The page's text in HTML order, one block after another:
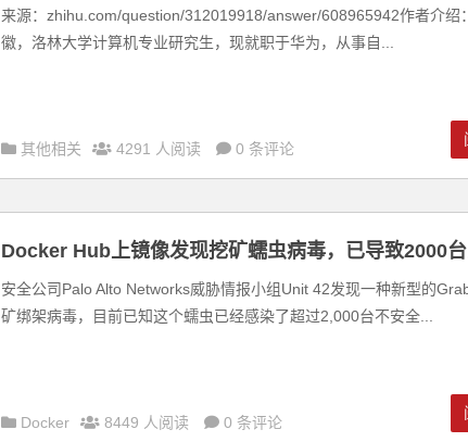
来源：zhihu.com/question/312019918/answer/608965942作者介绍
徽，洛林大学计算机专业研究生，现就职于华为，从事自...
其他相关 4291 人阅读 0 条评论
Docker Hub上镜像发现挖矿蠕虫病毒，已导致2000
感染
安全公司Palo Alto Networks威胁情报小组Unit 42发现一种新型的
矿绑架病毒，目前已知这个蠕虫已经感染了超过2,000台不安全...
Docker 8449 人阅读 0 条评论